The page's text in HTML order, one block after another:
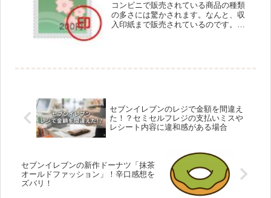
コンビニで販売されている商品の種類
の多さには驚かされます。なんと、収
入印紙まで販売されているのです。コ
セブンイレブンのレジで金額を間違え
た！？セミセルフレジの支払いミスや
レシート内容に違和感がある場合
セブンイレブンの新作ドーナツ「抹茶
オールドファッション」！辛口感想を
ズバリ！